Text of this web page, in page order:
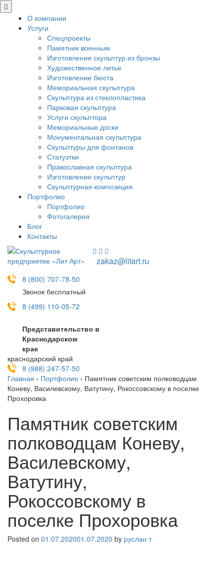
О компании
Услуги
Спецпроекты
Памятник военным
Изготовление скульптур из бронзы
Художественное литье
Изготовление бюста
Мемориальная скульптура
Скульптура из стеклопластика
Парковая скульптура
Услуги скульптора
Мемориальные доски
Монументальная скульптура
Скульптуры для фонтанов
Статуэтки
Православная скульптура
Изготовление скульптур
Скульптурная композиция
Портфолио
Портфолио
Фотогалерея
Блог
Контакты
zakaz@litart.ru
8 (800) 707-78-50
Звонок бесплатный
8 (499) 110-05-72
Представительство в
Краснодарском
крае
краснодарский край
8 (988) 247-57-50
Главная › Портфолио › Памятник советским полководцам
Коневу, Василевскому, Ватутину, Рокоссовскому в поселке
Прохоровка
Памятник советским
полководцам Коневу,
Василевскому,
Ватутину,
Рокоссовскому в
поселке Прохоровка
Posted on 01.07.202001.07.2020 by руслан т